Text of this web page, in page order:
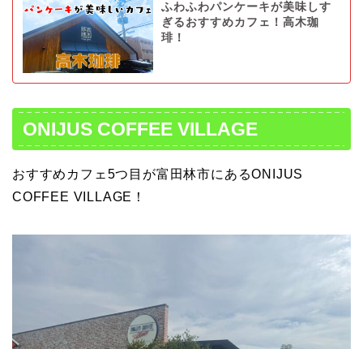
ふわふわパンケーキが美味しす
ぎるおすすめカフェ！高木珈
琲！
ONIJUS COFFEE VILLAGE
おすすめカフェ5つ目が富田林市にあるONIJUS
COFFEE VILLAGE！